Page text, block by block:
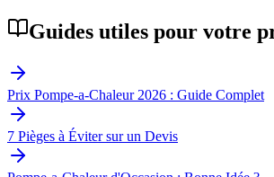
Guides utiles pour votre
Prix Pompe-a-Chaleur 2026 : Guide Complet
7 Pièges à Éviter sur un Devis